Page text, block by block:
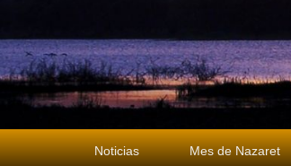
Primair
menu
Noticias Mes de Nazaret